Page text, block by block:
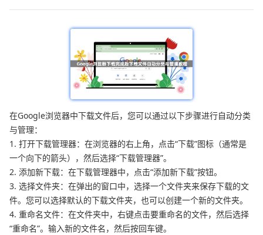
在Google浏览器中下载文件后，您可以通过以下步骤进行自动分类
与管理：
1. 打开下载管理器：在浏览器的右上角，点击“下载”图标（通常是
一个向下的箭头），然后选择“下载管理器”。
2. 添加新下载：在下载管理器中，点击“添加新下载”按钮。
3. 选择文件夹：在弹出的窗口中，选择一个文件夹来保存下载的文
件。您可以选择默认的下载文件夹，也可以创建一个新的文件夹。
4. 重命名文件：在文件夹中，右键点击要重命名的文件，然后选择
“重命名”。输入新的文件名，然后按回车键。